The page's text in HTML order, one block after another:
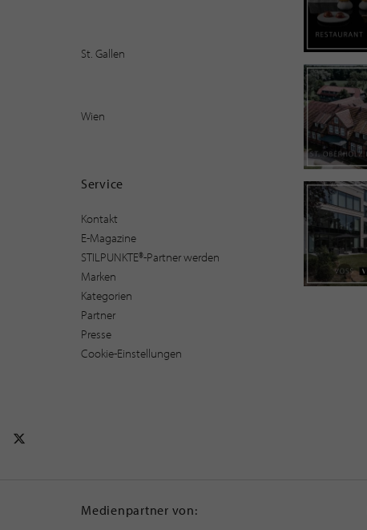
St. Gallen
Wien
Service
Kontakt
E-Magazine
STILPUNKTE®-Partner werden
Marken
Kategorien
Partner
Presse
Cookie-Einstellungen
Medienpartner von: